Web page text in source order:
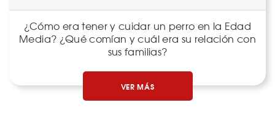
¿Cómo era tener y cuidar un perro en la Edad
Media? ¿Qué comían y cuál era su relación con
sus familias?
VER MÁS